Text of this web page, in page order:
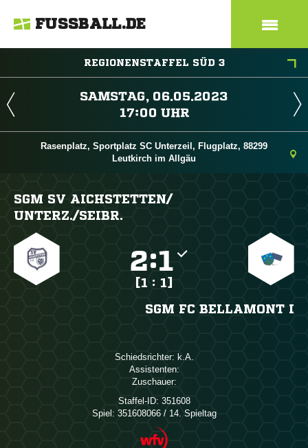
FUSSBALL.DE
REGIONENSTAFFEL SÜD 3
 
 
Rasenplatz, Sportplatz SC Unterzeil, Flugplatz, 88299
Leutkirch im Allgäu
SGM SV AICHSTETTEN/​
UNTERZ./​SEIBR.
:
[1 : 1]
SGM FC BELLAMONT I
Schiedsrichter: 
Assistenten:
Zuschauer:
Staffel-ID: 351608
Spiel: 351608066 / 14. Spieltag